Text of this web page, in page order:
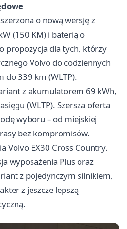
o nową wersję z
(150 KM) i baterią o
propozycja dla tych, którzy
Volvo do codziennych
do 339 km (WLTP).
z akumulatorem 69 kWh,
(WLTP). Szersza oferta
wyboru – od miejskiej
bez kompromisów.
Volvo EX30 Cross Country.
wyposażenia Plus oraz
z pojedynczym silnikiem,
z jeszcze lepszą